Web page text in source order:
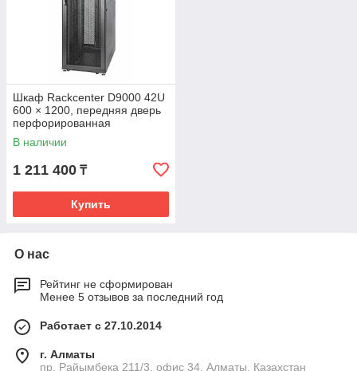
Шкаф Rackcenter D9000 42U
600 × 1200, передняя дверь
перфорированная
одностворчатая
В наличии
1 211 400 ₸
Купить
О нас
Рейтинг не сформирован
Менее 5 отзывов за последний год
Работает с 27.10.2014
г. Алматы
пр. Райымбека 211/3, офис 34, Алматы, Казахстан